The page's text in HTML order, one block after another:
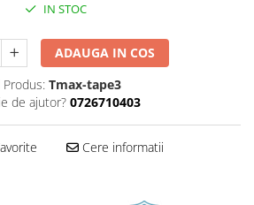
IN STOC
ADAUGA IN COS
Produs: Tmax-tape3
de ajutor? 0726710403
Cere informatii